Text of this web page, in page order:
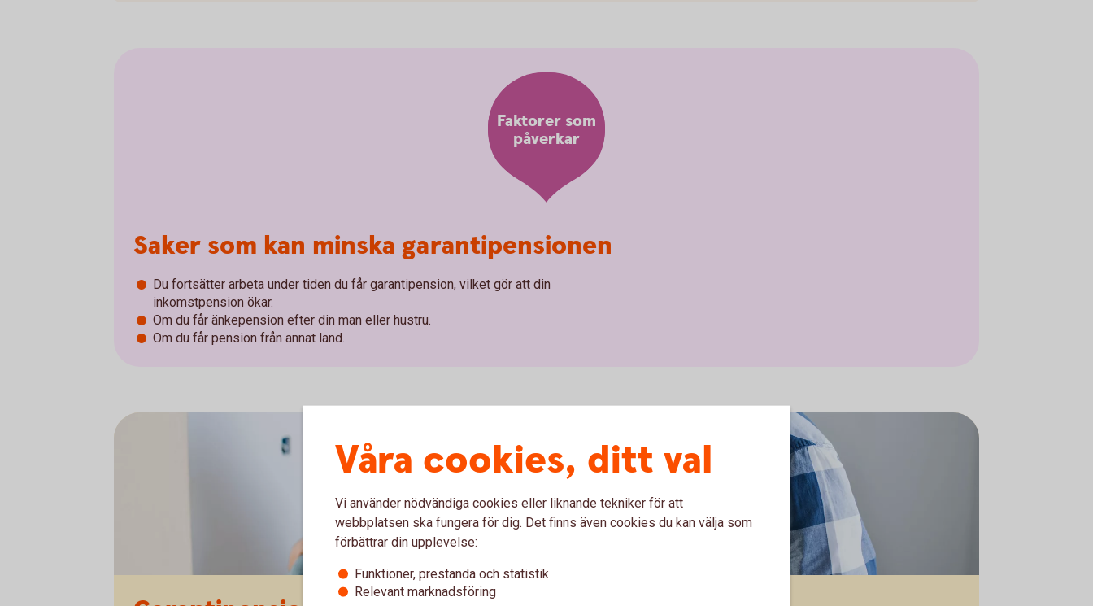
Faktorer som
påverkar
Saker som kan minska garantipensionen
Du fortsätter arbeta under tiden du får garantipension, vilket gör att din
inkomstpension ökar.
Om du får änkepension efter din man eller hustru.
Om du får pension från annat land.
Våra cookies, ditt val
Vi använder nödvändiga cookies eller liknande tekniker för att
webbplatsen ska fungera för dig. Det finns även cookies du kan välja som
förbättrar din upplevelse:
Funktioner, prestanda och statistik
Relevant marknadsföring